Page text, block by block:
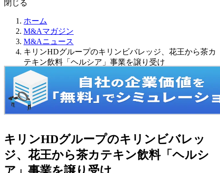
閉じる
ホーム
M&Aマガジン
M&Aニュース
キリンHDグループのキリンビバレッジ、花王から茶カ
テキン飲料「ヘルシア」事業を譲り受け
キリンHDグループのキリンビバレッ
ジ、花王から茶カテキン飲料「ヘルシ